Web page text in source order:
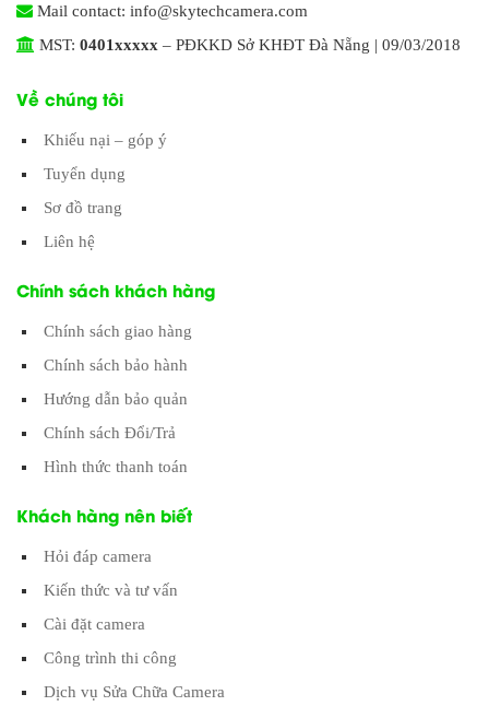
Mail contact: info@skytechcamera.com
MST: 0401xxxxx – PĐKKD Sở KHĐT Đà Nẵng | 09/03/2018
Về chúng tôi
Khiếu nại – góp ý
Tuyển dụng
Sơ đồ trang
Liên hệ
Chính sách khách hàng
Chính sách giao hàng
Chính sách bảo hành
Hướng dẫn bảo quản
Chính sách Đổi/Trả
Hình thức thanh toán
Khách hàng nên biết
Hỏi đáp camera
Kiến thức và tư vấn
Cài đặt camera
Công trình thi công
Dịch vụ Sửa Chữa Camera